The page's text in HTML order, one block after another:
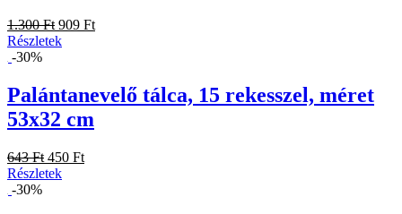
1.300 Ft 909 Ft
Részletek
-30%
Palántanevelő tálca, 15 rekesszel, méret
53x32 cm
643 Ft 450 Ft
Részletek
-30%